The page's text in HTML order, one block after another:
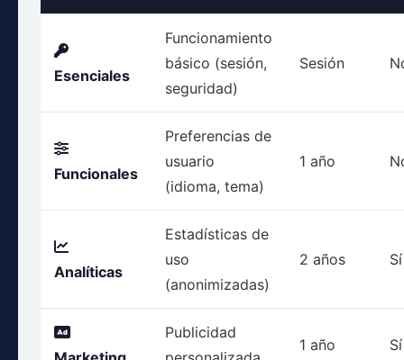
Esenciales
Funcionamiento
básico (sesión,
seguridad)
Sesión
Funcionales
Preferencias de
usuario
(idioma, tema)
1 año
Analíticas
Estadísticas de
uso
(anonimizadas)
2 años Sí
Publicidad
1 año Sí